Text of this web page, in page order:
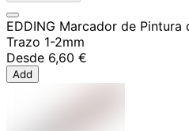
EDDING Marcador de Pintura
Trazo 1-2mm
Desde 6,60 €
Add